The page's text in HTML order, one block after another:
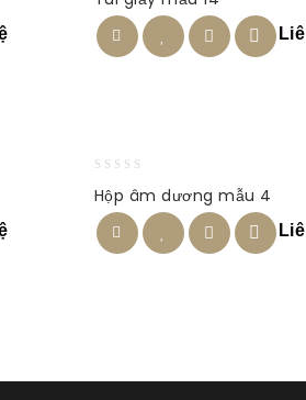
out
of
5
out
of
5
Hộp âm dương mẫu 4